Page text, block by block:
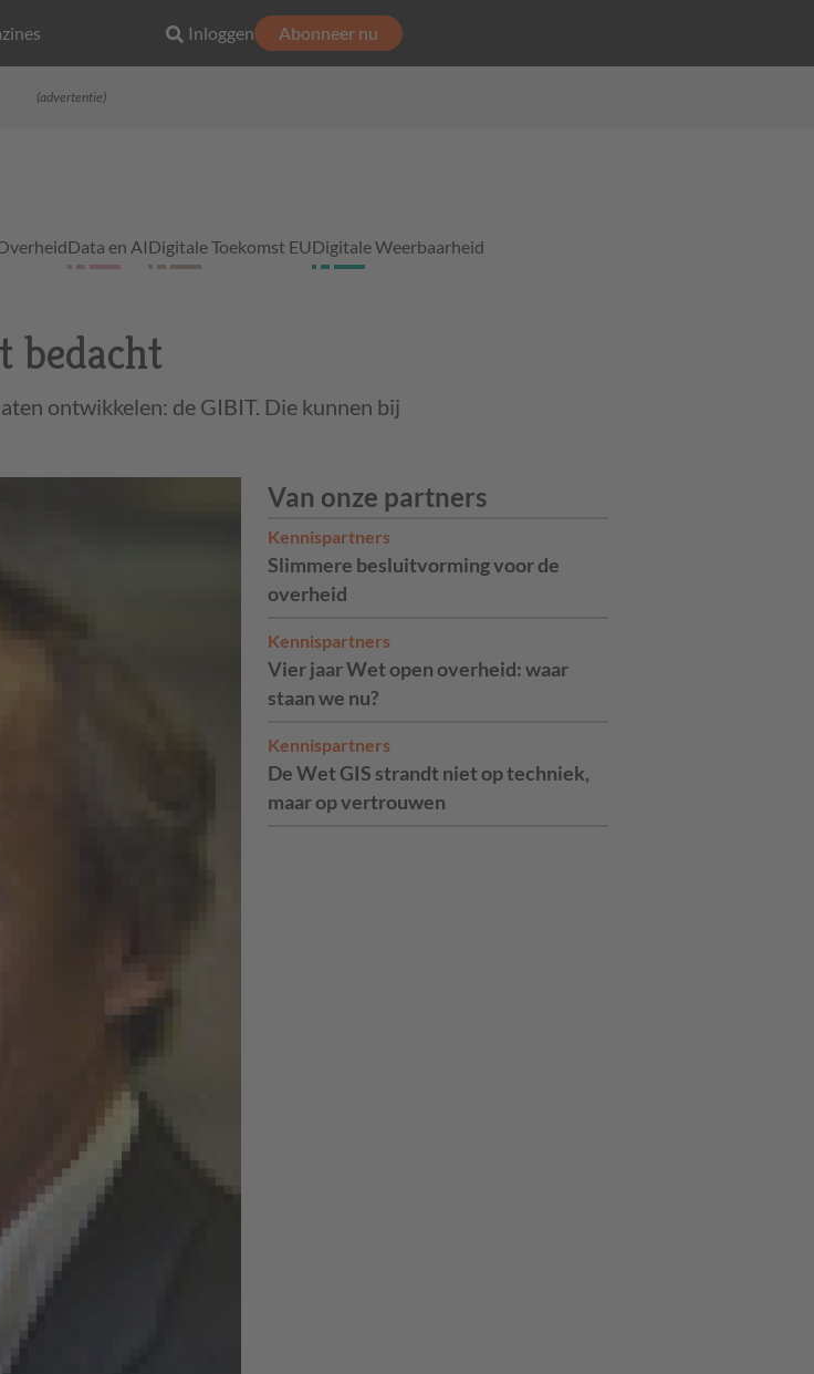
Inloggen Abonneer nu
(advertentie)
Data en AIDigitale Toekomst EUDigitale Weerbaarheid
bedacht
ontwikkelen: de GIBIT. Die kunnen bij
Van onze partners
Kennispartners
Slimmere besluitvorming voor de
overheid
Kennispartners
Vier jaar Wet open overheid: waar
staan we nu?
Kennispartners
De Wet GIS strandt niet op techniek,
maar op vertrouwen